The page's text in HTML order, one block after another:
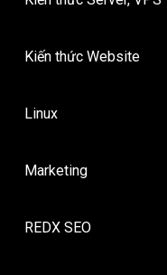
Kiến thức Website
Linux
Marketing
REDX SEO